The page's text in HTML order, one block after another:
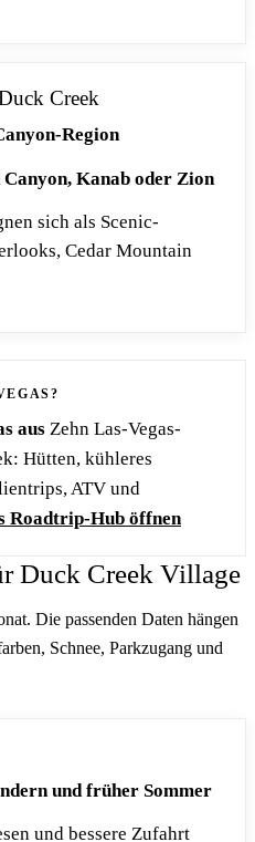
Creek
Region
Kanab oder Zion
sich als Scenic-
Cedar Mountain
aus Zehn Las-Vegas-
Hütten, kühleres
ATV und
Roadtrip-Hub öffnen
Duck Creek Village
Die passenden Daten hängen
Schnee, Parkzugang und
und früher Sommer
und bessere Zufahrt